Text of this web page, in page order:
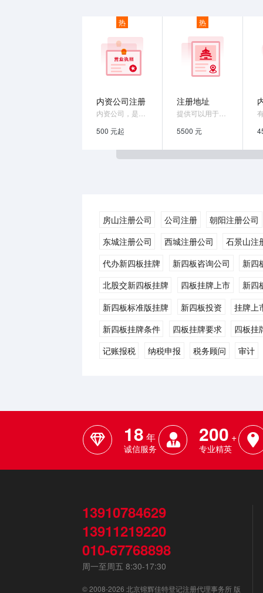
热
内资公司注册
500 元起
热
注册地址
5500 元
房山注册公司 公司注册
朝阳注册公司
东城注册公司
西城注册公司
石景山注
代办新四板挂牌
新四板咨询公司
新四
北股交新四板挂牌
四板挂牌上市
新四
新四板标准版挂牌
新四板投资
挂牌上
新四板挂牌条件
四板挂牌要求
四板挂
记账报税
纳税申报 税务顾问 审计
18 年
诚信服务
200 +
专业精英
13910784629
13911219220
010-67768898
周一至周五 8:30-17:30
© 2008-2026 北京镕辉佳特登记注册代理事务所 版